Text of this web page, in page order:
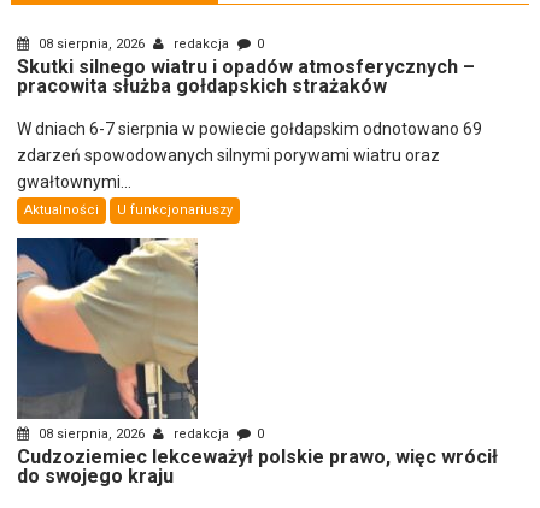
08 sierpnia, 2026 redakcja 0
Skutki silnego wiatru i opadów atmosferycznych –
pracowita służba gołdapskich strażaków
W dniach 6-7 sierpnia w powiecie gołdapskim odnotowano 69
zdarzeń spowodowanych silnymi porywami wiatru oraz
gwałtownymi...
Aktualności U funkcjonariuszy
08 sierpnia, 2026 redakcja 0
Cudzoziemiec lekceważył polskie prawo, więc wrócił
do swojego kraju